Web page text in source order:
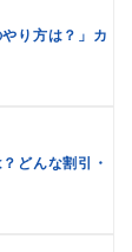
り方は？」カ
どんな割引・